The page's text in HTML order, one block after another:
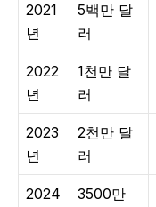
2021
년
5백만 달
러
2022
년
1천만 달
러
2023
년
2천만 달
러
2024
3500만